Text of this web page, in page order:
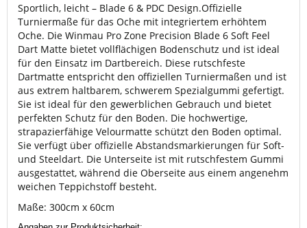
Sportlich, leicht – Blade 6 & PDC Design.Offizielle
Turniermaße für das Oche mit integriertem erhöhtem
Oche. Die Winmau Pro Zone Precision Blade 6 Soft Feel
Dart Matte bietet vollflächigen Bodenschutz und ist ideal
für den Einsatz im Dartbereich. Diese rutschfeste
Dartmatte entspricht den offiziellen Turniermaßen und ist
aus extrem haltbarem, schwerem Spezialgummi gefertigt.
Sie ist ideal für den gewerblichen Gebrauch und bietet
perfekten Schutz für den Boden. Die hochwertige,
strapazierfähige Velourmatte schützt den Boden optimal.
Sie verfügt über offizielle Abstandsmarkierungen für Soft-
und Steeldart. Die Unterseite ist mit rutschfestem Gummi
ausgestattet, während die Oberseite aus einem angenehm
weichen Teppichstoff besteht.
Maße: 300cm x 60cm